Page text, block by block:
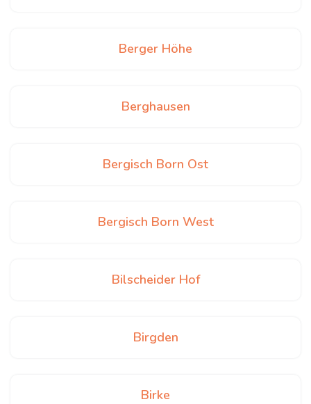
Berger Höhe
Berghausen
Bergisch Born Ost
Bergisch Born West
Bilscheider Hof
Birgden
Birke